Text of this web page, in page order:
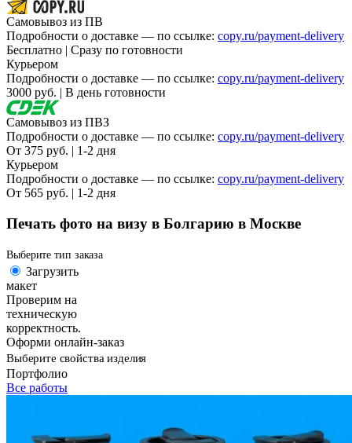
Самовывоз из ПВ
Подробности о доставке — по ссылке: copy.ru/payment-delivery
Бесплатно | Сразу по готовности
Курьером
Подробности о доставке — по ссылке: copy.ru/payment-delivery
3000 руб. | В день готовности
Самовывоз из ПВЗ
Подробности о доставке — по ссылке: copy.ru/payment-delivery
От 375 руб. | 1-2 дня
Курьером
Подробности о доставке — по ссылке: copy.ru/payment-delivery
От 565 руб. | 1-2 дня
Печать фото на визу в Болгарию в Москве
Выберите тип заказа
Загрузить
макет
Проверим на
техническую
корректность.
Оформи онлайн-заказ
Выберите свойства изделия
Портфолио
Все работы